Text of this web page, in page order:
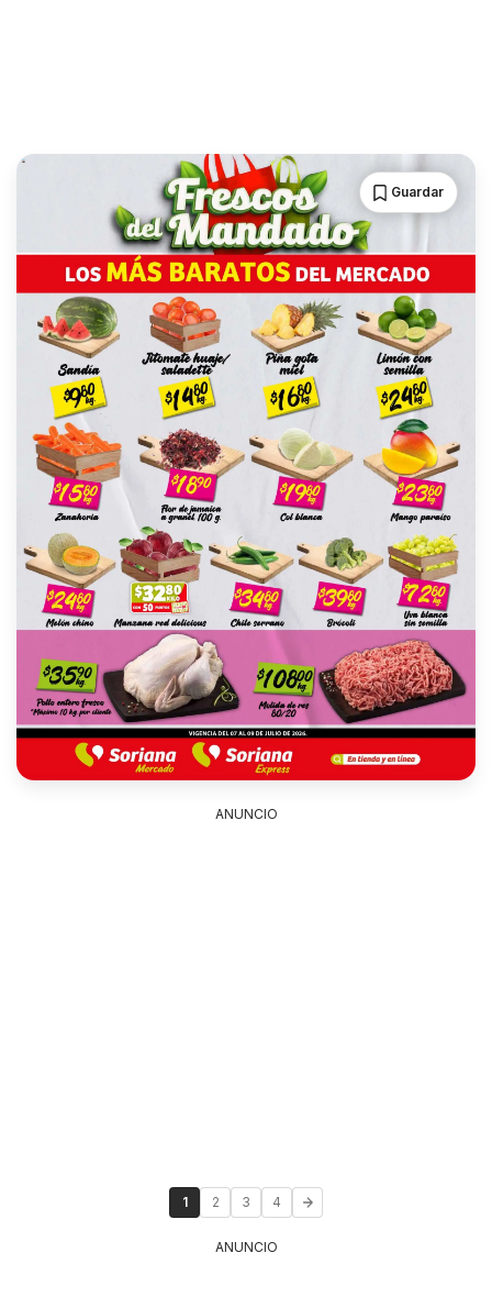
Guardar
ANUNCIO
1 2 3 4
ANUNCIO